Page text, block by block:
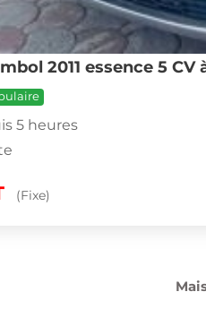
2011 essence 5
5 heures
(Fixe)